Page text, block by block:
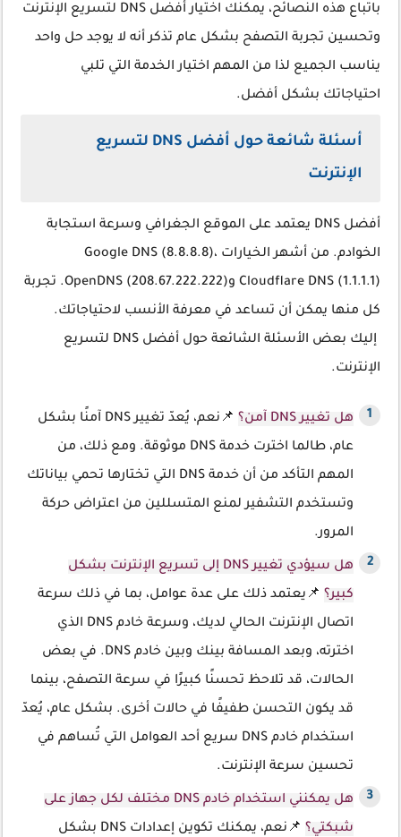
باتباع هذه النصائح، يمكنك اختيار أفضل DNS لتسريع الإنترنت
وتحسين تجربة التصفح بشكل عام تذكر أنه لا يوجد حل واحد
يناسب الجميع لذا من المهم اختيار الخدمة التي تلبي
احتياجاتك بشكل أفضل.
أسئلة شائعة حول أفضل DNS لتسريع
الإنترنت
أفضل DNS يعتمد على الموقع الجغرافي وسرعة استجابة
الخوادم. من أشهر الخيارات Google DNS (8.8.8.8)،
Cloudflare DNS (1.1.1.1) وOpenDNS (208.67.222.222). تجربة
كل منها يمكن أن تساعد في معرفة الأنسب لاحتياجاتك.
إليك بعض الأسئلة الشائعة حول أفضل DNS لتسريع
الإنترنت.
هل تغيير DNS آمن؟
📌نعم، يُعدّ تغيير DNS آمنًا بشكل
عام، طالما اخترت خدمة DNS موثوقة. ومع ذلك، من
المهم التأكد من أن خدمة DNS التي تختارها تحمي بياناتك
وتستخدم التشفير لمنع المتسللين من اعتراض حركة
المرور.
هل سيؤدي تغيير DNS إلى تسريع الإنترنت بشكل
كبير؟ 📌يعتمد ذلك على عدة عوامل، بما في ذلك سرعة
اتصال الإنترنت الحالي لديك، وسرعة خادم DNS الذي
اخترته، وبعد المسافة بينك وبين خادم DNS. في بعض
الحالات، قد تلاحظ تحسنًا كبيرًا في سرعة التصفح، بينما
قد يكون التحسن طفيفًا في حالات أخرى. بشكل عام، يُعدّ
استخدام خادم DNS سريع أحد العوامل التي تُساهم في
تحسين سرعة الإنترنت.
هل يمكنني استخدام خادم DNS مختلف لكل جهاز على
شبكتي؟
📌نعم، يمكنك تكوين إعدادات DNS بشكل